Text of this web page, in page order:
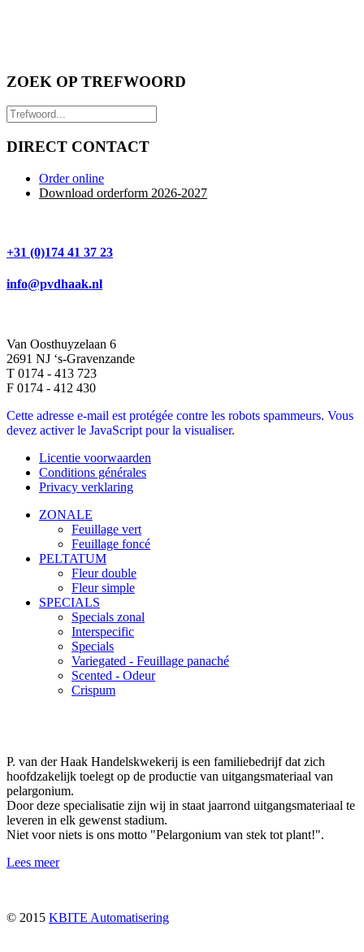
ZOEK OP TREFWOORD
DIRECT CONTACT
Order online
Download orderform 2026-2027
+31 (0)174 41 37 23
info@pvdhaak.nl
Van Oosthuyzelaan 6
2691 NJ ‘s-Gravenzande
T 0174 - 413 723
F 0174 - 412 430
Cette adresse e-mail est protégée contre les robots spammeurs. Vous
devez activer le JavaScript pour la visualiser.
Licentie voorwaarden
Conditions générales
Privacy verklaring
ZONALE
Feuillage vert
Feuillage foncé
PELTATUM
Fleur double
Fleur simple
SPECIALS
Specials zonal
Interspecific
Specials
Variegated - Feuillage panaché
Scented - Odeur
Crispum
P. van der Haak Handelskwekerij is een familiebedrijf dat zich
hoofdzakelijk toelegt op de productie van uitgangsmateriaal van
pelargonium.
Door deze specialisatie zijn wij in staat jaarrond uitgangsmateriaal te
leveren in elk gewenst stadium.
Niet voor niets is ons motto "Pelargonium van stek tot plant!".
Lees meer
© 2015 KBITE Automatisering